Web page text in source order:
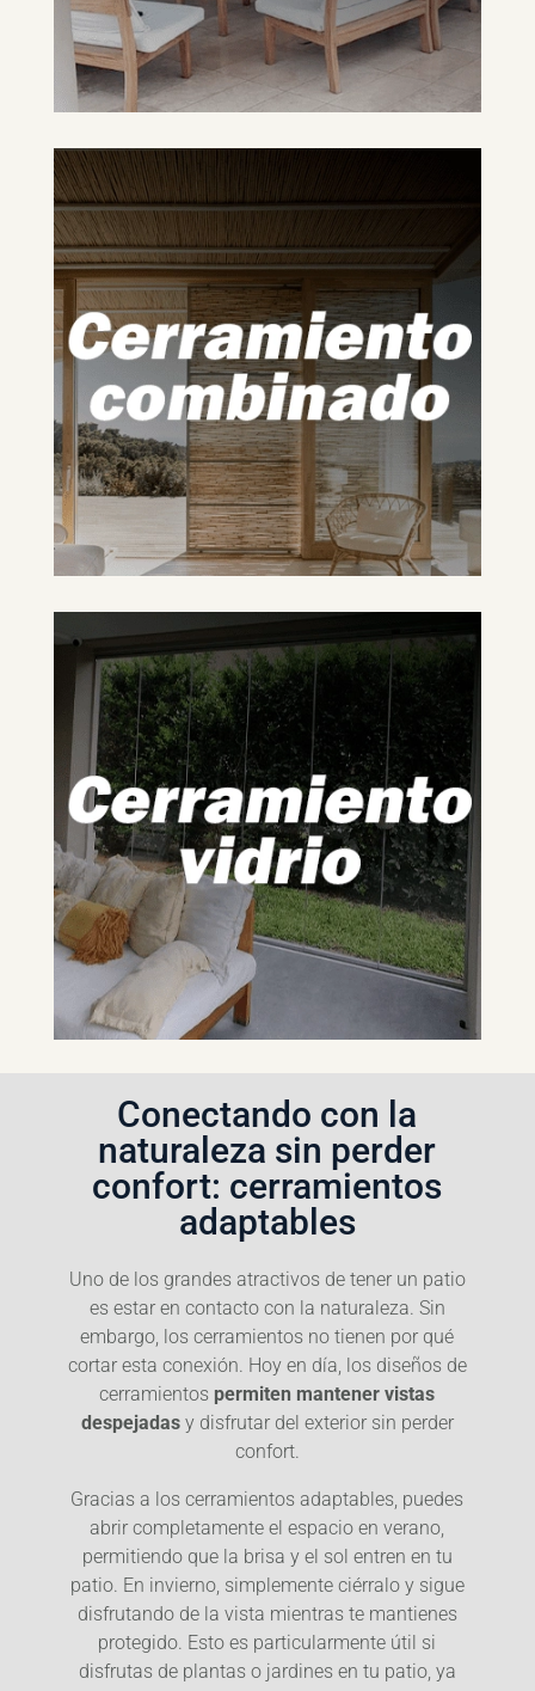
Conectando con la
naturaleza sin perder
confort: cerramientos
adaptables
Uno de los grandes atractivos de tener un patio
es estar en contacto con la naturaleza. Sin
embargo, los cerramientos no tienen por qué
cortar esta conexión. Hoy en día, los diseños de
cerramientos permiten mantener vistas
despejadasy disfrutar del exterior sin perder
confort.
Gracias a los cerramientos adaptables, puedes
abrir completamente el espacio en verano,
permitiendo que la brisa y el sol entren en tu
patio. En invierno, simplemente ciérralo y sigue
disfrutando de la vista mientras te mantienes
protegido. Esto es particularmente útil si
disfrutas de plantas o jardines en tu patio, ya